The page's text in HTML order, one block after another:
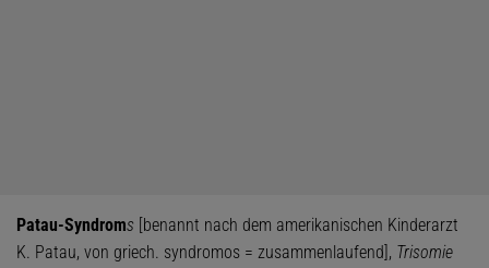
Patau-Syndroms [benannt nach dem amerikanischen Kinderarzt
K. Patau, von griech. syndromos = zusammenlaufend], Trisomie